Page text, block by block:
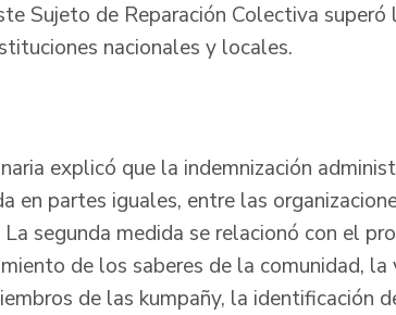
Sujeto de Reparación Colectiva
nacionales y locales.
explicó que la indemnización
en partes iguales, entre las
segunda medida se relacionó con el
de los saberes de la comunidad,
de las kumpañy, la identificación